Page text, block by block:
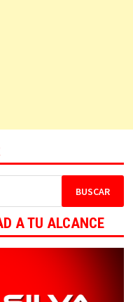
A TU ALCANCE